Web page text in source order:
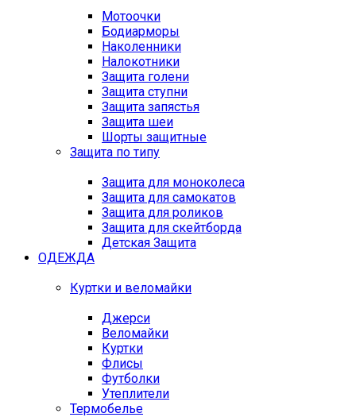
Мотоочки
Бодиарморы
Наколенники
Налокотники
Защита голени
Защита ступни
Защита запястья
Защита шеи
Шорты защитные
Защита по типу
Защита для моноколеса
Защита для самокатов
Защита для роликов
Защита для скейтборда
Детская Защита
ОДЕЖДА
Куртки и веломайки
Джерси
Веломайки
Куртки
Флисы
Футболки
Утеплители
Термобелье